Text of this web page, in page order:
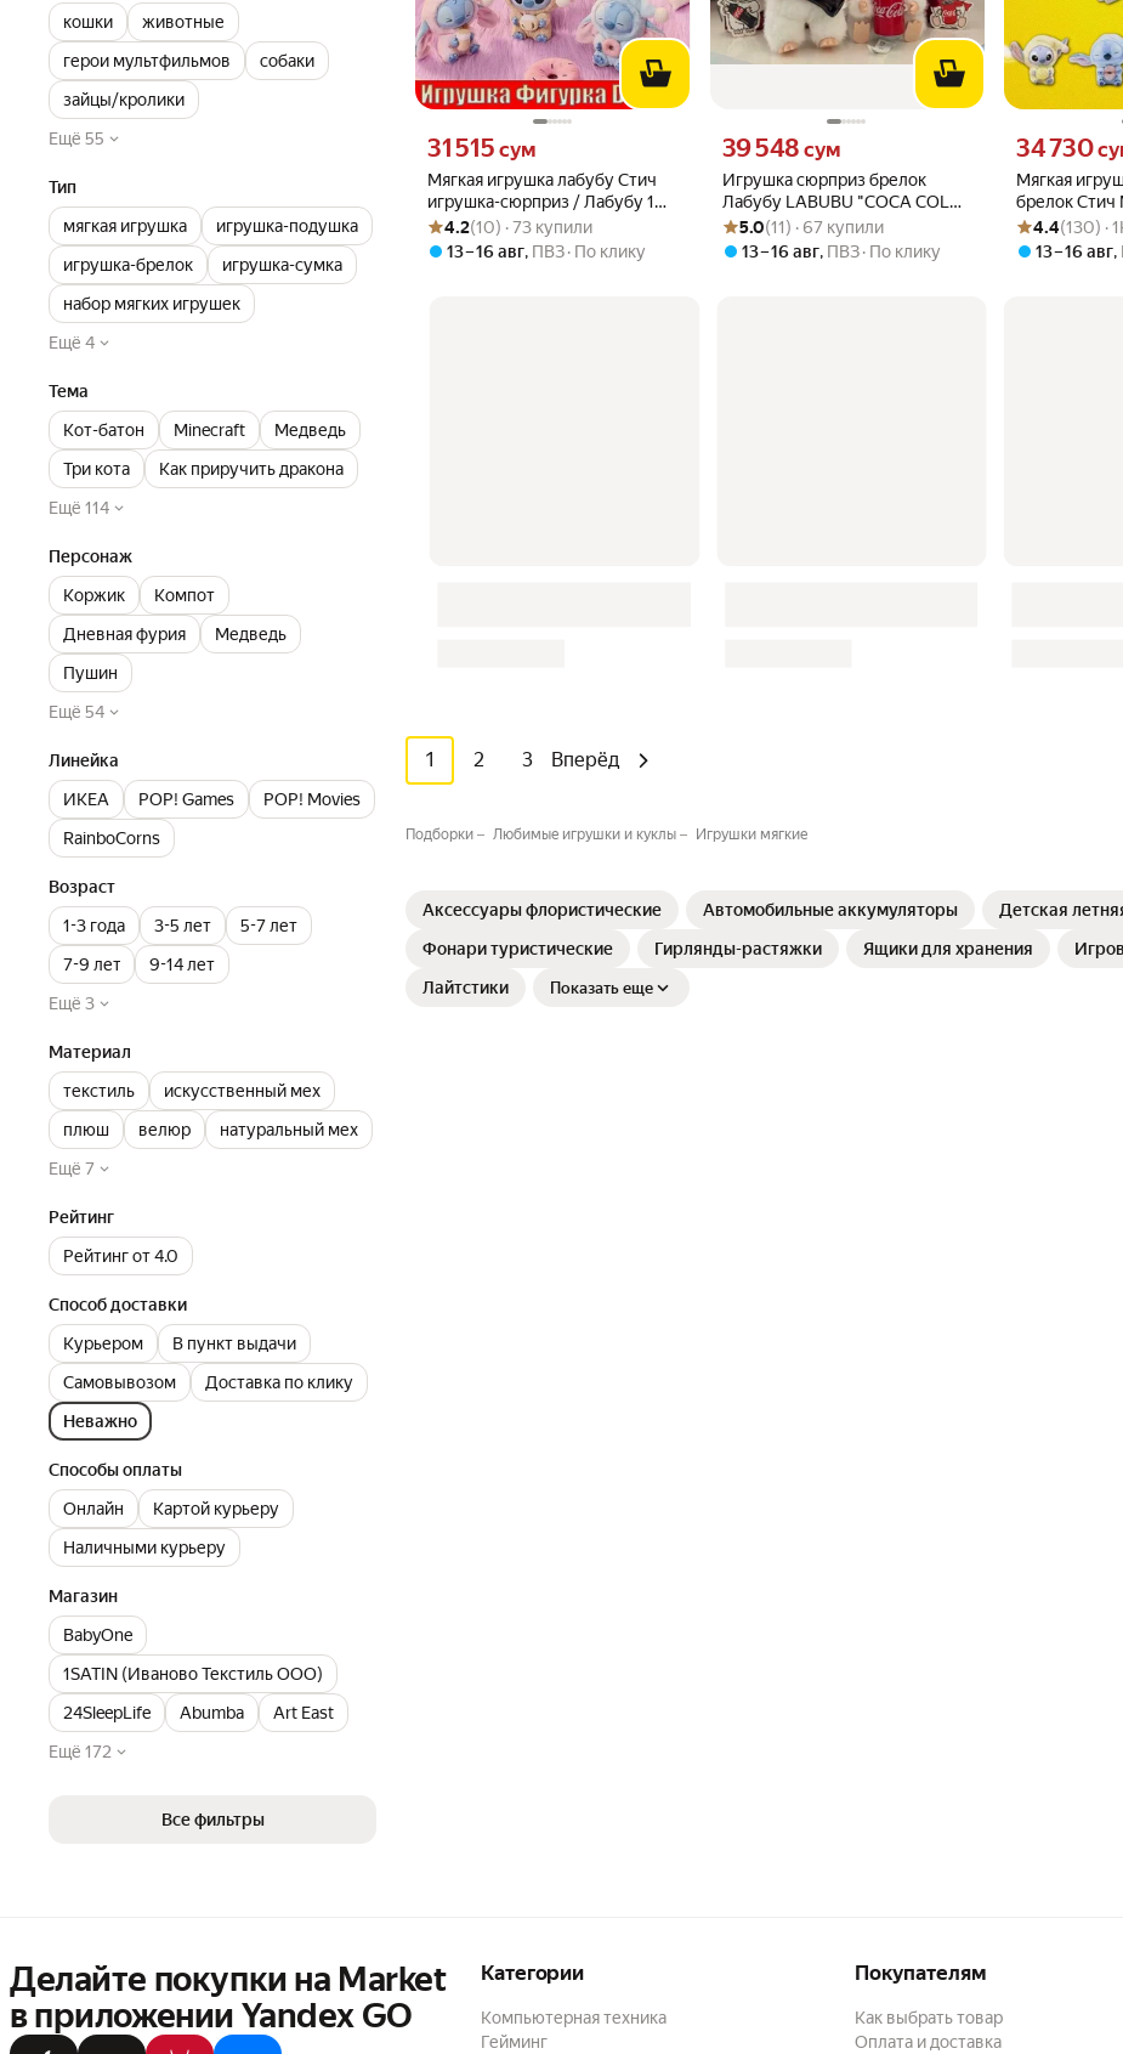
кошки
животные
герои мультфильмов
собаки
зайцы/кролики
Ещё 55
Тип
мягкая игрушка
игрушка-подушка
игрушка-брелок
игрушка-сумка
набор мягких игрушек
Ещё 4
Тема
Кот-батон
Minecraft
Медведь
Три кота
Как приручить дракона
Ещё 114
Персонаж
Коржик
Компот
Дневная фурия
Медведь
Пушин
Ещё 54
Линейка
ИКЕА
POP! Games
POP! Movies
RainboCorns
Возраст
1-3 года
3-5 лет
5-7 лет
7-9 лет
9-14 лет
Ещё 3
Материал
текстиль
искусственный мех
плюш
велюр
натуральный мех
Ещё 7
Рейтинг
Рейтинг от 4.0
Способ доставки
Курьером
В пункт выдачи
Самовывозом
Доставка по клику
Неважно
Способы оплаты
Онлайн
Картой курьеру
Наличными курьеру
Магазин
BabyOne
1SATIN (Иваново Текстиль ООО)
24SleepLife
Abumba
Art East
Ещё 172
Все фильтры
Мягкая игрушка лабубу Стич
игрушка-сюрприз / Лабубу 1
шт случайна
Цена 31515 сум вместо
31 515 сум
Рейтинг товара: 4.2 из 5
Оценок: (10) · 73 купили
4.2(10) · 73 купили
13 – 16 авг, ПВЗ По клику
Игрушка сюрприз брелок
Лабубу LABUBU "COCA COLA",
приходит случайный цвет микс
Цена 39548 сум вместо
39 548 сум
Рейтинг товара: 5.0 из 5
Оценок: (11) · 67 купили
5.0(11) · 67 купили
13 – 16 авг, ПВЗ По клику
Мягкая
брелок Стич
Series /
Цена 34730 сум
34 730
Рейтинг
Оценок: (130) ·
4.4(130) ·
13 – 16 авг,
1 2 3 Вперёд
Подборки Любимые игрушки и куклы Игрушки мягкие
Аксессуары флористические Автомобильные аккумуляторы Детская
Фонари туристические
Гирлянды-растяжки Ящики для хранения
Лайтстики
Показать еще
Делайте покупки на Market
в приложении Yandex GO
Категории
Компьютерная техника
Гейминг
Покупателям
Как выбрать товар
Оплата и доставка